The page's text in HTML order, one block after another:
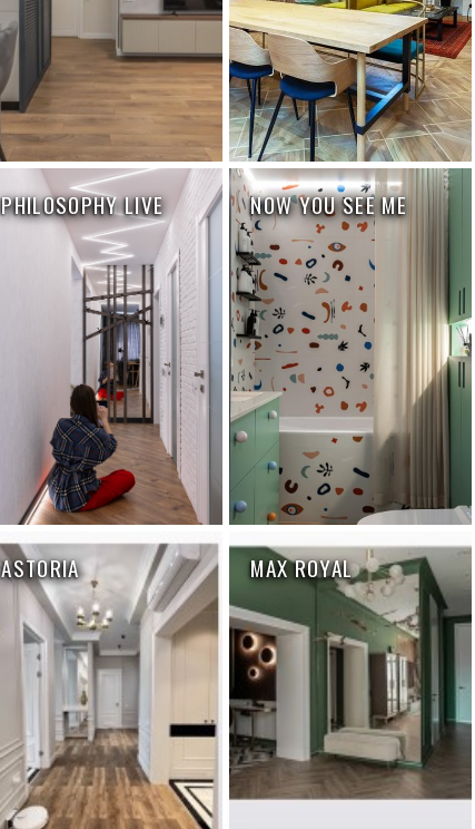
PHILOSOPHY LIVE NOW YOU SEE ME
ASTORIA MAX ROYAL